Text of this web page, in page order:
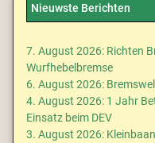
Nieuwste Berichten
7. August 2026: Richten
Wurfhebelbremse
6. August 2026:
4. August 2026: 1 Jahr
Einsatz beim DEV
3. August 2026: